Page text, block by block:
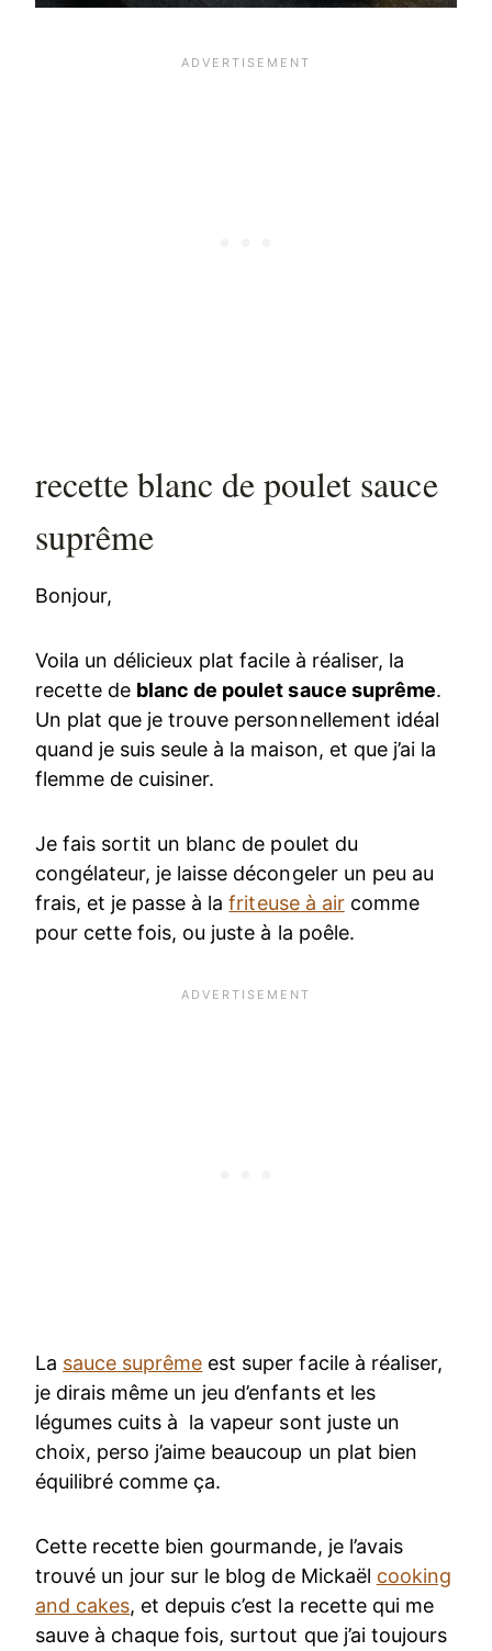
recette blanc de poulet sauce
suprême
Bonjour,
Voila un délicieux plat facile à réaliser, la
recette de blanc de poulet sauce suprême.
Un plat que je trouve personnellement idéal
quand je suis seule à la maison, et que j’ai la
flemme de cuisiner.
Je fais sortit un blanc de poulet du
congélateur, je laisse décongeler un peu au
frais, et je passe à lafriteuse à aircomme
pour cette fois, ou juste à la poêle.
La sauce suprême est super facile à réaliser,
je dirais même un jeu d’enfants et les
légumes cuits à la vapeur sont juste un
choix, perso j’aime beaucoup un plat bien
équilibré comme ça.
Cette recette bien gourmande, je l’avais
trouvé un jour sur le blog de Mickaël cooking
and cakes, et depuis c’est la recette qui me
sauve à chaque fois, surtout que j’ai toujours